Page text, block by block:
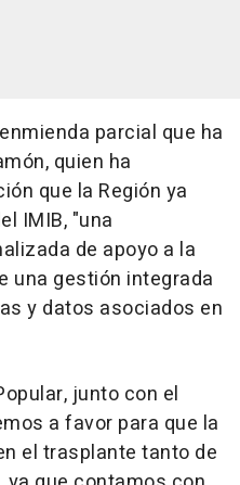
parcial que ha
quien ha
que la Región ya
IMIB, "una
de apoyo a la
una gestión integrada
y datos asociados en
junto con el
a favor para que la
el trasplante tanto de